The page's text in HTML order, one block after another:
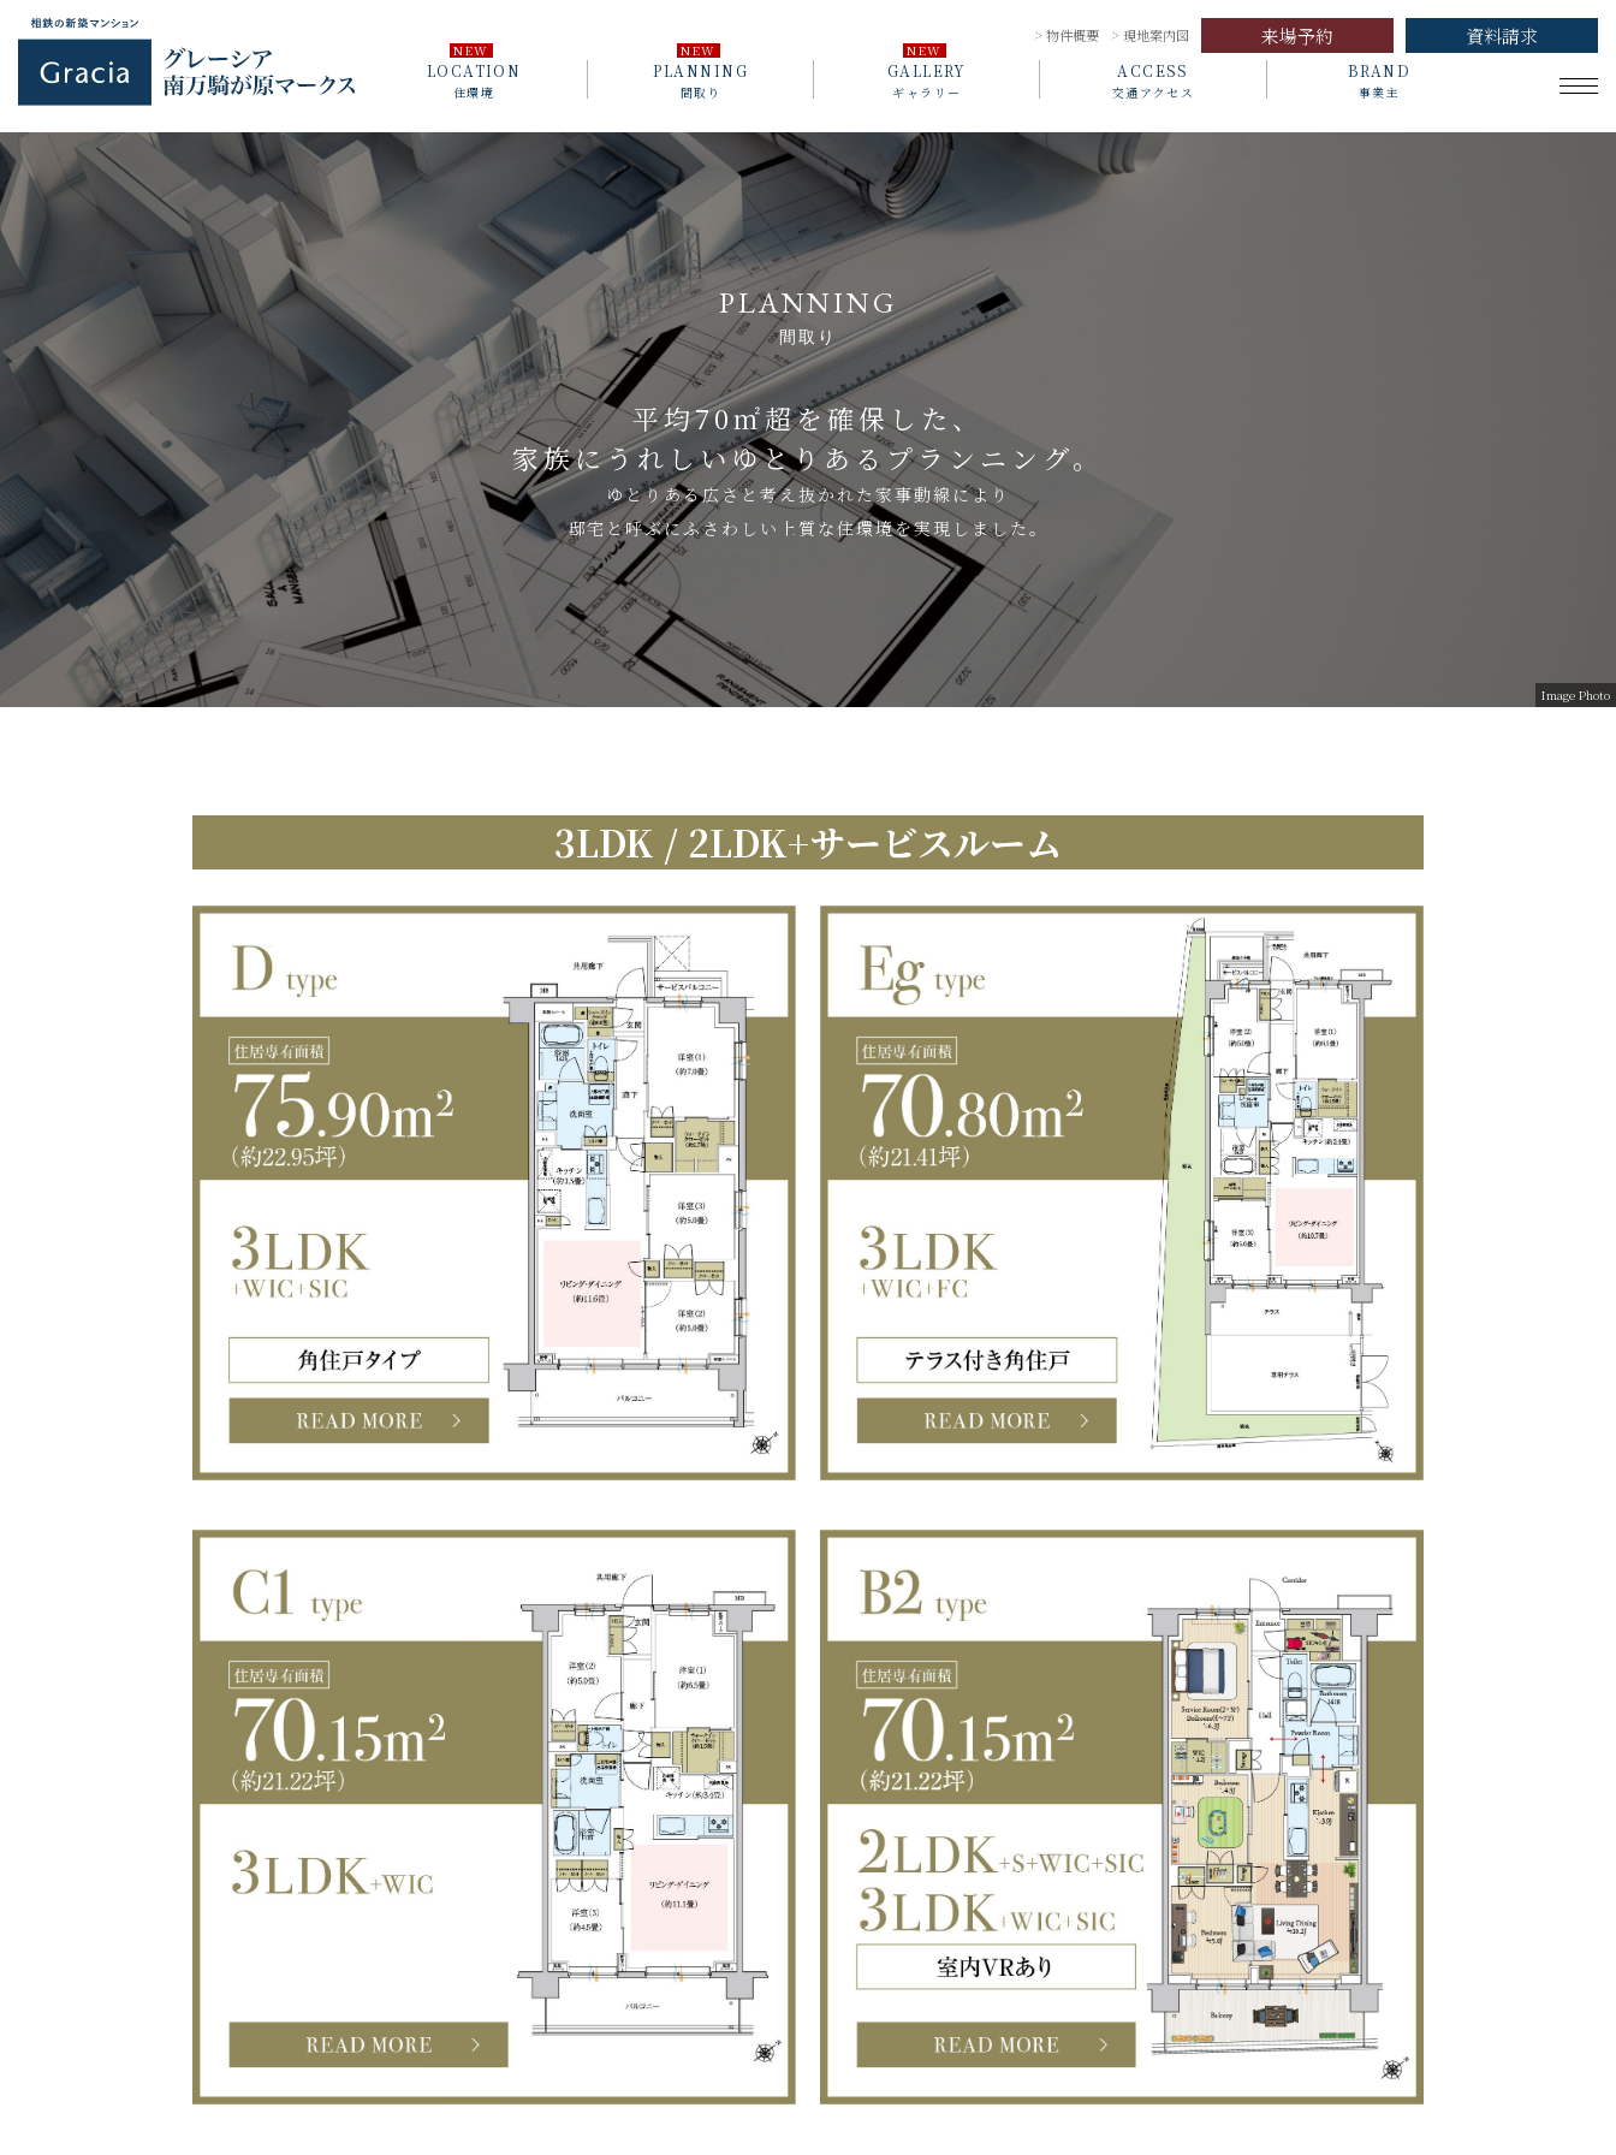
物件概要 現地案内図 来場予約 資料請求
LOCATION
住環境
PLANNING
間取り
GALLERY
ギャラリー
ACCESS
交通アクセス
BRAND
事業主
PLANNING
間取り
平均70㎡超を確保した、
家族にうれしいゆとりあるプランニング。
ゆとりある広さと考え抜かれた家事動線により
邸宅と呼ぶにふさわしい上質な住環境を実現しました。
Image Photo
3LDK / 2LDK+サービスルーム